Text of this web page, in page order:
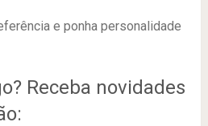
e ponha personalidade
Receba novidades